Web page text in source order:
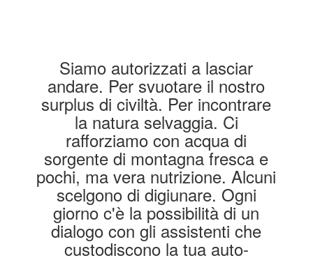
Siamo autorizzati a lasciar
andare. Per svuotare il nostro
surplus di civiltà. Per incontrare
la natura selvaggia. Ci
rafforziamo con acqua di
sorgente di montagna fresca e
pochi, ma vera nutrizione. Alcuni
scelgono di digiunare. Ogni
giorno c'è la possibilità di un
dialogo con gli assistenti che
custodiscono la tua auto-